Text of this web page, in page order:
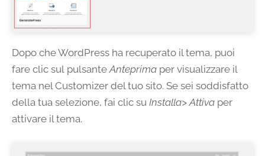
Dopo che WordPress ha recuperato il tema, puoi
fare clic sul pulsante Anteprima per visualizzare il
tema nel Customizer del tuo sito. Se sei soddisfatto
della tua selezione, fai clic su Installa> Attiva per
attivare il tema.